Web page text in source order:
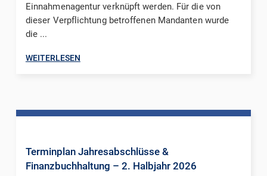
Einnahmenagentur verknüpft werden. Für die von
dieser Verpflichtung betroffenen Mandanten wurde
die ...
WEITERLESEN
Terminplan Jahresabschlüsse &
Finanzbuchhaltung – 2. Halbjahr 2026